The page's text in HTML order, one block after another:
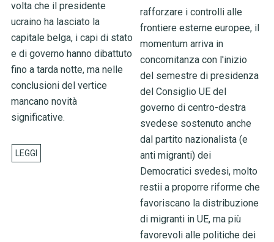
volta che il presidente
ucraino ha lasciato la
capitale belga, i capi di stato
e di governo hanno dibattuto
fino a tarda notte, ma nelle
conclusioni del vertice
mancano novità
significative.
rafforzare i controlli alle
frontiere esterne europee, il
momentum arriva in
concomitanza con l'inizio
del semestre di presidenza
del Consiglio UE del
governo di centro-destra
svedese sostenuto anche
dal partito nazionalista (e
anti migranti) dei
Democratici svedesi, molto
restii a proporre riforme che
favoriscano la distribuzione
di migranti in UE, ma più
favorevoli alle politiche dei